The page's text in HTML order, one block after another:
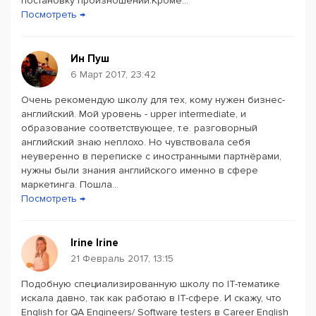
практически полезную информацию.
позволяет читать англоязычные документы, вести
переписку с участниками проектов. Записывайтесь в
можно скорее.
Посмотреть →
Ин Пуш
6 Март 2017, 23:42
Очень рекомендую школу для тех, кому нужен бизнес-
английский. Мой уровень - upper intermediate, и
образование соответствующее, т.е. разговорный
английский знаю неплохо. Но чувствовала себя
неуверенно в переписке с иностранными партнёрами,
нужны были знания английского именно в сфере
маркетинга. Пошла...
Посмотреть →
Irine Irine
21 Февраль 2017, 13:15
Подобную специализированную школу по IT-тематике
искала давно, так как работаю в IT-сфере. И скажу, что
English for QA Engineers/ Software testers в Career English